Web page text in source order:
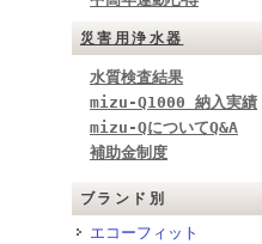
災害用浄水器
水質検査結果
mizu-Q1000 納入実績
mizu-QについてQ&A
補助金制度
ブランド別
エコーフィット